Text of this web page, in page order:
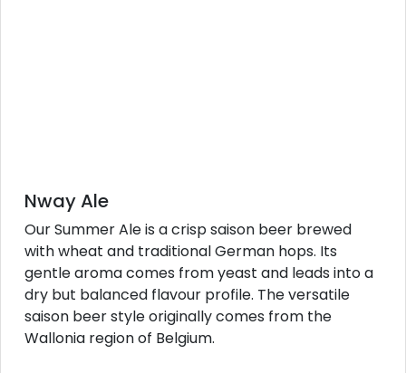
Nway Ale
Our Summer Ale is a crisp saison beer brewed
with wheat and traditional German hops. Its
gentle aroma comes from yeast and leads into a
dry but balanced flavour profile. The versatile
saison beer style originally comes from the
Wallonia region of Belgium.